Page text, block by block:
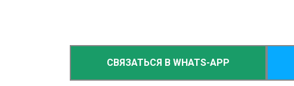
СВЯЗАТЬСЯ В WHATS-APP